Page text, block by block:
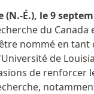
É.), le 9
du
nommé en
de
de renforcer